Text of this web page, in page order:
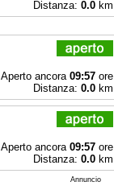
Distanza: 0.0km
Aperto ancora 09:57ore
Distanza: 0.0km
Aperto ancora 09:57ore
Distanza: 0.0km
Annuncio